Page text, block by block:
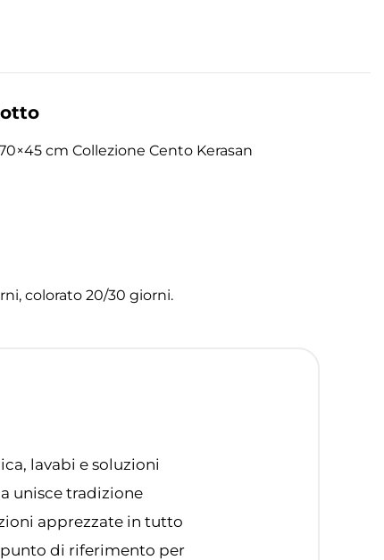
cm Collezione Cento Kerasan
colorato 20/30 giorni.
lavabi e soluzioni
unisce tradizione
apprezzate in tutto
di riferimento per